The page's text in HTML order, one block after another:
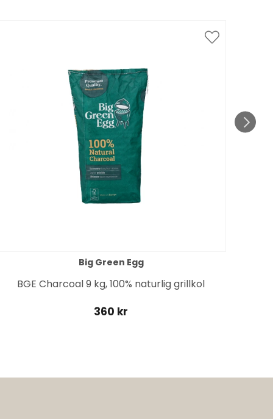
Big Green Egg
BGE Charcoal 9 kg, 100% naturlig grillkol
360 kr